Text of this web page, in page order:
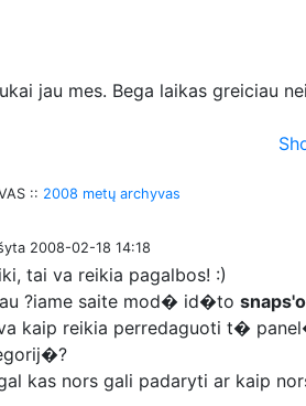
jau mes. Bega laikas greiciau
:: 2008 metų archyvas
2008-02-18 14:18
tai va reikia pagalbos! :)
?iame saite mod� id�to snaps'o
kaip reikia perredaguoti t�
kas nors gali padaryti ar kaip